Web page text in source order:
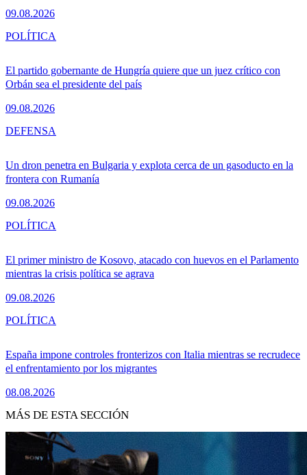
09.08.2026
El partido gobernante de Hungría quiere que un juez crítico con
Orbán sea el presidente del país
09.08.2026
POLÍTICA
Un dron penetra en Bulgaria y explota cerca de un gasoducto en la
frontera con Rumanía
09.08.2026
DEFENSA
El primer ministro de Kosovo, atacado con huevos en el Parlamento
mientras la crisis política se agrava
09.08.2026
POLÍTICA
España impone controles fronterizos con Italia mientras se recrudece
el enfrentamiento por los migrantes
08.08.2026
POLÍTICA
MÁS DE ESTA SECCIÓN